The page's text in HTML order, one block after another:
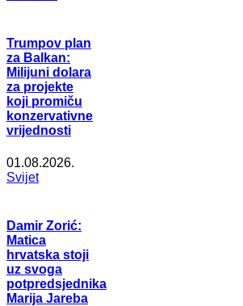
Trumpov plan
za Balkan:
Milijuni dolara
za projekte
koji promiču
konzervativne
vrijednosti
01.08.2026.
Svijet
Damir Zorić:
Matica
hrvatska stoji
uz svoga
potpredsjednika
Marija Jareba